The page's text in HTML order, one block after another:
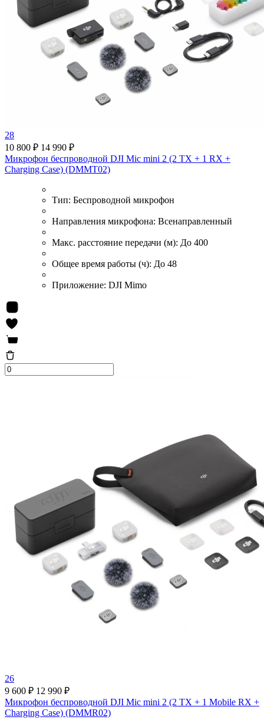
28
10 800 ₽ 14 990 ₽
Микрофон беспроводной DJI Mic mini 2 (2 TX + 1 RX +
Charging Case) (DMMT02)
Тип: Беспроводной микрофон
Направления микрофона: Всенаправленный
Макс. расстояние передачи (м): До 400
Общее время работы (ч): До 48
Приложение: DJI Mimo
26
9 600 ₽ 12 990 ₽
Микрофон беспроводной DJI Mic mini 2 (2 TX + 1 Mobile RX +
Charging Case) (DMMR02)